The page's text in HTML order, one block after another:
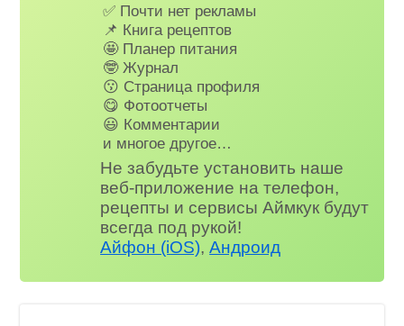
✅ Почти нет рекламы
📌 Книга рецептов
🤩 Планер питания
🤓 Журнал
😗 Страница профиля
😋 Фотоотчеты
😃 Комментарии
и многое другое…
Не забудьте установить наше
веб-приложение на телефон,
рецепты и сервисы Аймкук будут
всегда под рукой!
Айфон (iOS),Андроид